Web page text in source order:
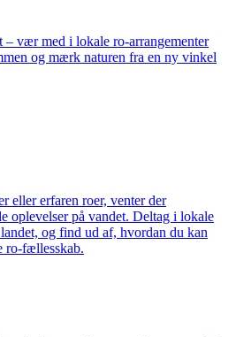
vær med i lokale ro-arrangementer
og mærk naturen fra en ny vinkel
eller erfaren roer, venter der
oplevelser på vandet. Deltag i lokale
og find ud af, hvordan du kan
ro-fællesskab.